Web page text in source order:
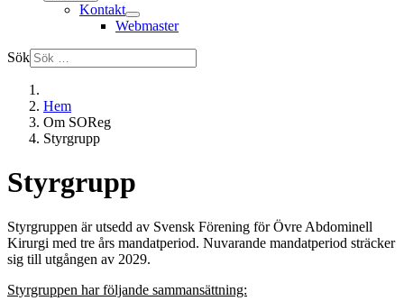
Kontakt
Webmaster
Sök
Hem
Om SOReg
Styrgrupp
Styrgrupp
Styrgruppen är utsedd av Svensk Förening för Övre Abdominell
Kirurgi med tre års mandatperiod. Nuvarande mandatperiod sträcker
sig till utgången av 2029.
Styrgruppen har följande sammansättning: